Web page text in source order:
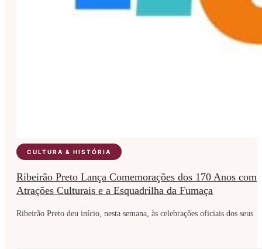
CULTURA & HISTÓRIA
Ribeirão Preto Lança Comemorações dos 170 Anos com
Atrações Culturais e a Esquadrilha da Fumaça
Ribeirão Preto deu início, nesta semana, às celebrações oficiais dos seus